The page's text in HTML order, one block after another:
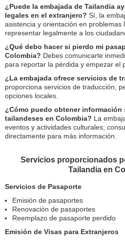
¿Puede la embajada de Tailandia
legales en el extranjero? Sí, la
asistencia y orientación en problemas
representar legalmente a los
¿Qué debo hacer si pierdo mi
Colombia? Debes comunicarte
para reportar la pérdida y empezar el
¿La embajada ofrece servicios de
proporciona servicios de traducción,
opciones locales.
¿Cómo puedo obtener
tailandeses en Colombia? La
eventos y actividades culturales;
directamente para más información.
Servicios proporcionados
Tailandia en
Servicios de Pasaporte
Emisión de pasaportes
Renovación de pasaportes
Reemplazo de pasaporte perdido
Emisión de Visas para Extranjeros